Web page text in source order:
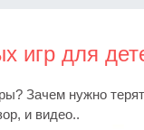
игр для
Зачем нужно
и видео..